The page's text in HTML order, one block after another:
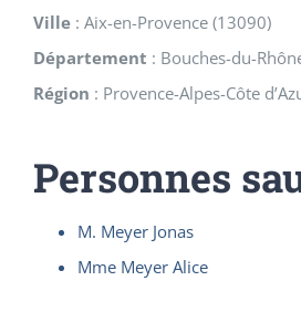
Ville : Aix-en-Provence (13090)
Département : Bouches-du-
Région : Provence-Alpes-Côte
Personnes
M. Meyer Jonas
Mme Meyer Alice